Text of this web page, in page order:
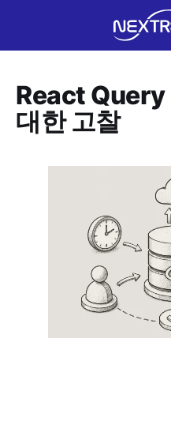
React Query
대한 고찰